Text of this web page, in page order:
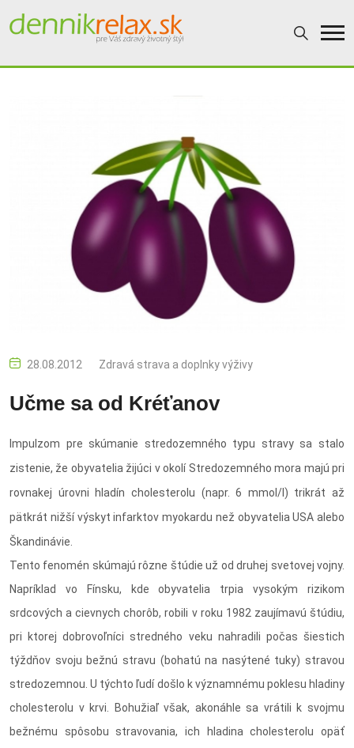
28.08.2012 Zdravá strava a doplnky výživy
Učme sa od Kréťanov
Impulzom pre skúmanie stredozemného typu stravy sa stalo
zistenie, že obyvatelia žijúci v okolí Stredozemného mora majú pri
rovnakej úrovni hladín cholesterolu (napr. 6 mmol/l) trikrát až
pätkrát nižší výskyt infarktov myokardu než obyvatelia USA alebo
Škandinávie.
Tento fenomén skúmajú rôzne štúdie už od druhej svetovej vojny.
Napríklad vo Fínsku, kde obyvatelia trpia vysokým rizikom
srdcových a cievnych chorôb, robili v roku 1982 zaujímavú štúdiu,
pri ktorej dobrovoľníci stredného veku nahradili počas šiestich
týždňov svoju bežnú stravu (bohatú na nasýtené tuky) stravou
stredozemnou. U týchto ľudí došlo k významnému poklesu hladiny
cholesterolu v krvi. Bohužiaľ však, akonáhle sa vrátili k svojmu
bežnému spôsobu stravovania, ich hladina cholesterolu opäť